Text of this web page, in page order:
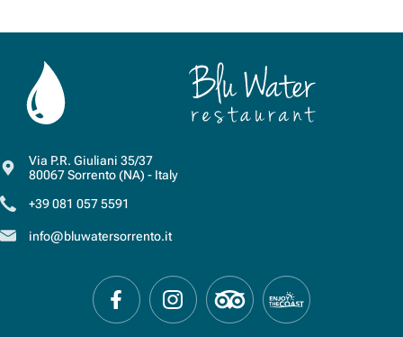
Via P.R. Giuliani 35/37
80067Sorrento(NA) - Italy
+39 081 057 5591
info@bluwatersorrento.it